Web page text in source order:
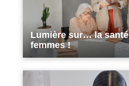
Lumière sur… la
femmes !